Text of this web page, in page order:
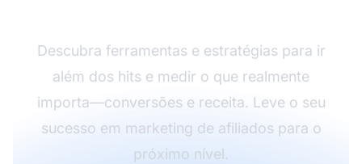
Descubra ferramentas e estratégias para ir
além dos hits e medir o que realmente
importa—conversões e receita. Leve o seu
sucesso em marketing de afiliados para o
próximo nível.